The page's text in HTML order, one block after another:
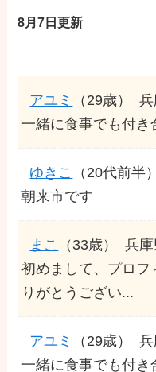
8月7日更新
アユミ （29歳）
一緒に食事でも付き
ゆきこ （20代前半）
朝来市です
まこ （33歳）
兵
初めまして、プロフ
りがとうござい...
アユミ （29歳）
一緒に食事でも付き